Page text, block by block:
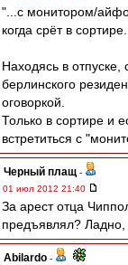
"...с монитором/
когда срёт в
Находясь в отпуске,
берлинского
оговоркой.
Только в сортире и
встретиться с
Черный плащ -
01 июл 2012 21:40
За арест отца
предъявлял? Ладно,
Abilardo -